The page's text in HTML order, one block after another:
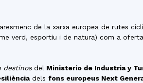
de la xarxa europea de rutes
verd, esportiu i de natura) com a
destinosdel Ministerio de Industria y
dels fons europeus Next